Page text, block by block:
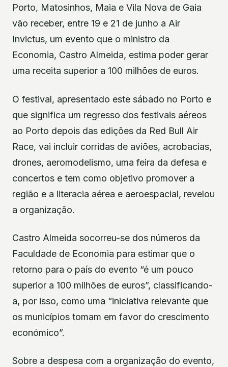
Porto, Matosinhos, Maia e Vila Nova de Gaia
vão receber, entre 19 e 21 de junho a Air
Invictus, um evento que o ministro da
Economia, Castro Almeida, estima poder gerar
uma receita superior a 100 milhões de euros.
O festival, apresentado este sábado no Porto e
que significa um regresso dos festivais aéreos
ao Porto depois das edições da Red Bull Air
Race, vai incluir corridas de aviões, acrobacias,
drones, aeromodelismo, uma feira da defesa e
concertos e tem como objetivo promover a
região e a literacia aérea e aeroespacial, revelou
a organização.
Castro Almeida socorreu-se dos números da
Faculdade de Economia para estimar que o
retorno para o país do evento “é um pouco
superior a 100 milhões de euros”, classificando-
a, por isso, como uma “iniciativa relevante que
os municípios tomam em favor do crescimento
económico”.
Sobre a despesa com a organização do evento,